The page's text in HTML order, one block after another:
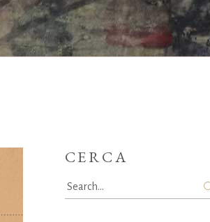
CERCA
Search
for: